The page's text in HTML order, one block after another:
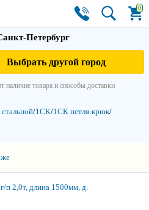
0
Петербург
Выбрать другой город
наличие товара и способы доставки
/1СК/1СК петля-крюк/
п 2,0т, длина 1500мм, д.